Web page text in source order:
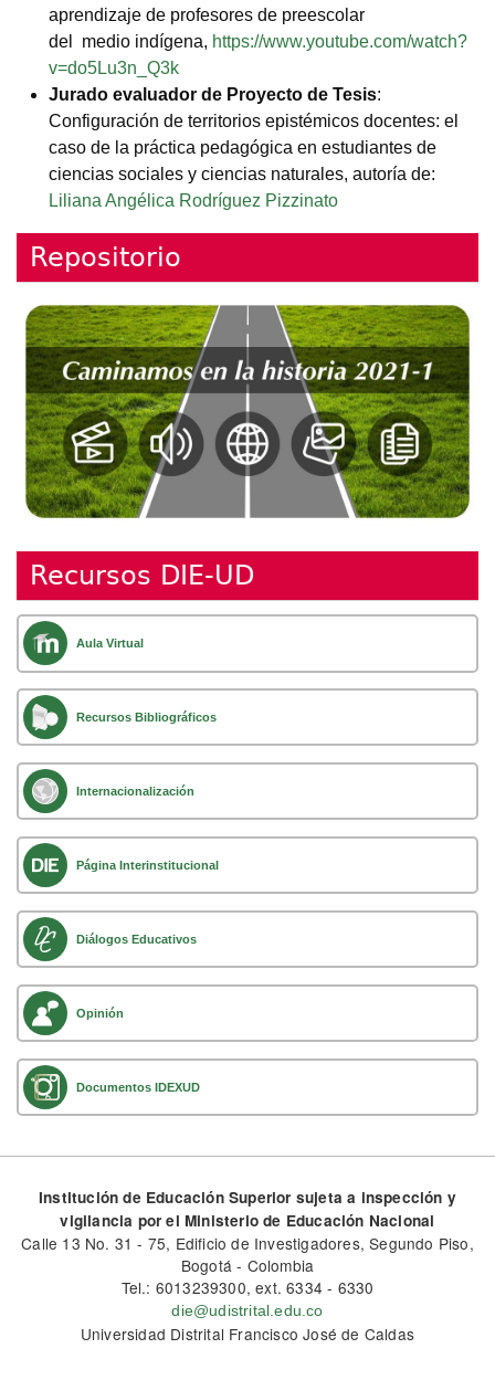
aprendizaje de profesores de preescolar
del medio indígena, https://www.youtube.com/watch?
v=do5Lu3n_Q3k
Jurado evaluador de Proyecto de Tesis:
Configuración de territorios epistémicos docentes: el
caso de la práctica pedagógica en estudiantes de
ciencias sociales y ciencias naturales, autoría de:
Liliana Angélica Rodríguez Pizzinato
Repositorio
Recursos DIE-UD
Aula Virtual
Recursos Bibliográficos
Internacionalización
Página Interinstitucional
Diálogos Educativos
Opinión
Documentos IDEXUD
Institución de Educación Superior sujeta a inspección y
vigilancia por el Ministerio de Educación Nacional
Calle 13 No. 31 - 75, Edificio de Investigadores, Segundo Piso,
Bogotá - Colombia
Tel.: 6013239300, ext. 6334 - 6330
die@udistrital.edu.co
Universidad Distrital Francisco José de Caldas